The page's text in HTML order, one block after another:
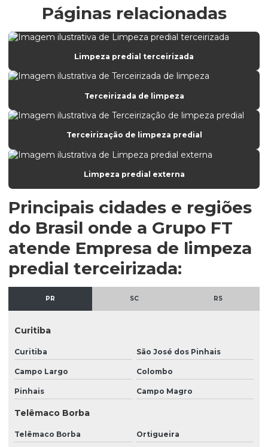
Empresa de portaria e limpeza
Empresa de portaria e recepção
Empresa prestadora de serviços de portaria
Empresa que faz limpeza de fachada
Empresa que presta serviço de portaria
Empresa de recepcionista terceirizada
Empresa de serviços de portaria
Empresa de terceirização de limpeza
Empresa terceirizada de limpeza e segurança
Empresa de vigilante escolta armada
Empresa de zeladoria e portaria
Empresas de limpeza e conservação
Páginas relacionadas
Limpeza predial terceirizada
Terceirizada de limpeza
Terceirização de limpeza predial
Limpeza predial externa
Principais cidades e regiões
do Brasil onde a Grupo FT
atende Empresa de limpeza
predial terceirizada:
PR SC RS
Curitiba
Curitiba São José dos Pinhais
Campo Largo Colombo
Pinhais Campo Magro
Telêmaco Borba
Telêmaco Borba Ortigueira